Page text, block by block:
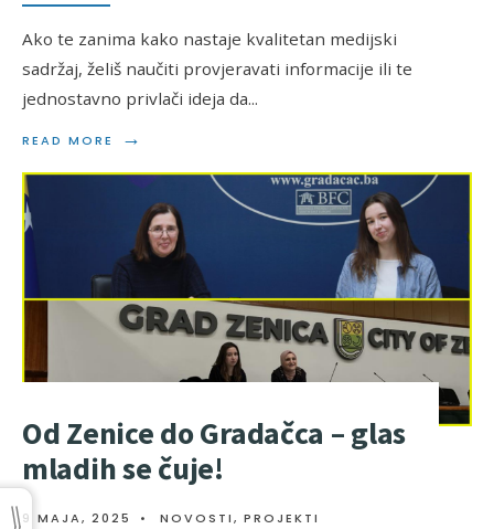
Ako te zanima kako nastaje kvalitetan medijski
sadržaj, želiš naučiti provjeravati informacije ili te
jednostavno privlači ideja da...
READ MORE →
Od Zenice do Gradačca – glas
mladih se čuje!
9 MAJA, 2025 • NOVOSTI, PROJEKTI